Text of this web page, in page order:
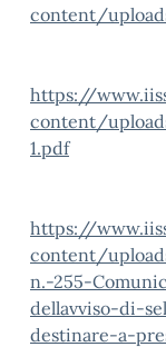
content/
https://
content/
1.pdf
https://
content/
n.-255-
dellavviso-di-
destinare-a-